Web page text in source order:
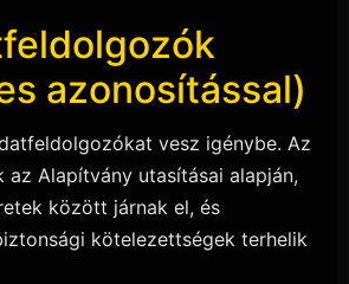
azonosítással)
vesz igénybe. Az
Alapítvány utasításai alapján,
között járnak el, és
kötelezettségek terhelik